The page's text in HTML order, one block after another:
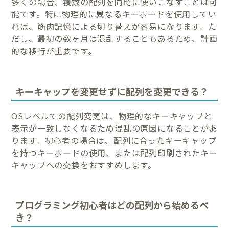
能です。特に物理的に異なるキーボードを使用してい
れば、筋肉記憶による切り替えが容易になります。た
だし、最初の数ヶ月は混乱することもあるため、計画
的な移行が重要です。
キーキャップを変更せずに配列を変更できる？
OSレベルでの配列変更は、物理的なキーキャップと
表示が一致しなくなるため混乱の原因になることがあ
ります。初心者の場合は、配列に合ったキーキャップ
を持つキーボードの使用、または配列印刷されたキー
キャップへの交換をおすすめします。
プログラミング初心者はどの配列から始めるべ
き？